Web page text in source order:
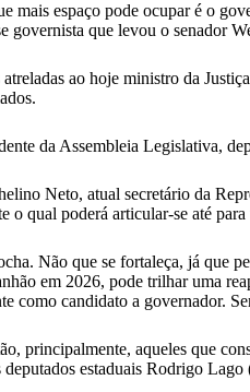
mais espaço pode ocupar é o
governista que levou o senador
ao hoje ministro da
da Assembleia Legislativa,
Neto, atual secretário da
o qual poderá articular-se até
Não que se fortaleça, já que
em 2026, pode trilhar uma
como candidato a governador.
principalmente, aqueles que
estaduais Rodrigo